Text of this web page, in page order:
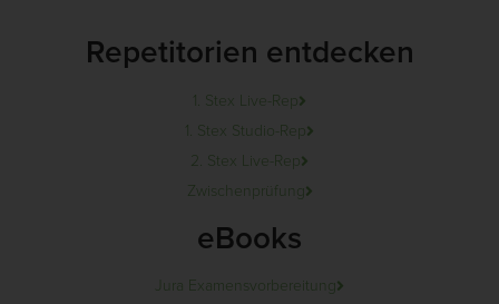
Repetitorien entdecken
1. Stex Live-Rep
1. Stex Studio-Rep
2. Stex Live-Rep
Zwischenprüfung
eBooks
Jura Examensvorbereitung